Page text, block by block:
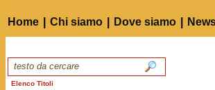
Home Chi siamo Dove siamo
Elenco Titoli